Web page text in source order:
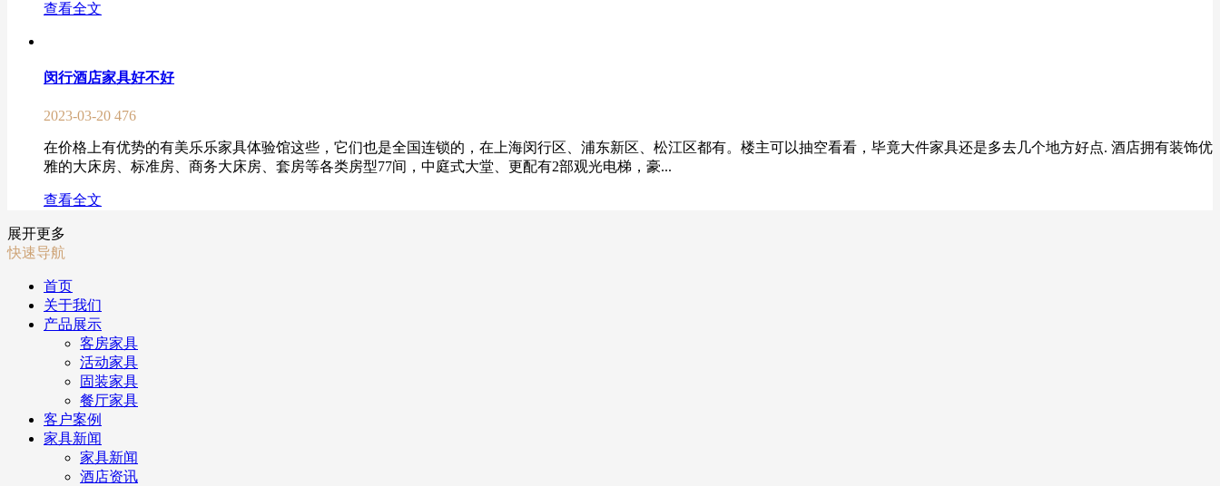
查看全文
闵行酒店家具好不好
2023-03-20 476
在价格上有优势的有美乐乐家具体验馆这些，它们也是全国连锁的，在上海闵行区、浦东新区、松江区都有。楼主可以抽空看看，毕竟大件家具还是多去几个地方好点. 酒店拥有装饰优
雅的大床房、标准房、商务大床房、套房等各类房型77间，中庭式大堂、更配有2部观光电梯，豪...
查看全文
展开更多
快速导航
首页
关于我们
产品展示
客房家具
活动家具
固装家具
餐厅家具
客户案例
家具新闻
家具新闻
酒店资讯